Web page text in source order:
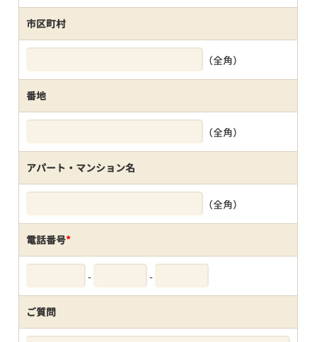
市区町村
（全角）
番地
（全角）
アパート・マンション名
（全角）
電話番号*
- -
ご質問